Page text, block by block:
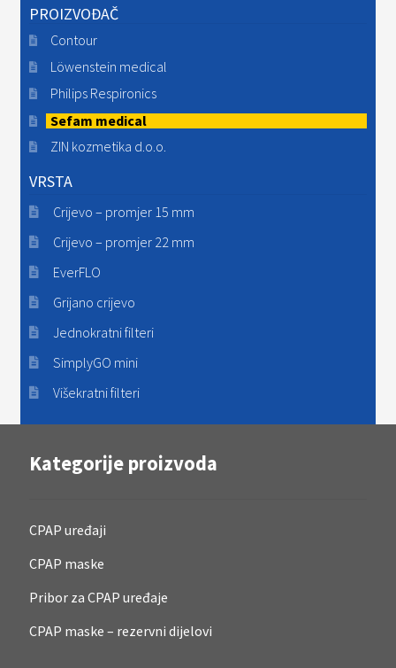
PROIZVOĐAČ
Contour
Löwenstein medical
Philips Respironics
Sefam medical
ZIN kozmetika d.o.o.
VRSTA
Crijevo – promjer 15 mm
Crijevo – promjer 22 mm
EverFLO
Grijano crijevo
Jednokratni filteri
SimplyGO mini
Višekratni filteri
Kategorije proizvoda
CPAP uređaji
CPAP maske
Pribor za CPAP uređaje
CPAP maske – rezervni dijelovi